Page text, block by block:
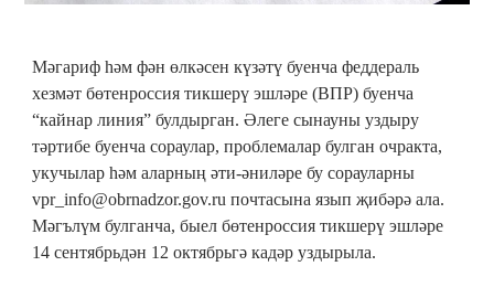
Мәгариф һәм фән өлкәсен күзәтү буенча феддераль
хезмәт бөтенроссия тикшерү эшләре (ВПР) буенча
“кайнар линия” булдырган. Әлеге сынауны уздыру
тәртибе буенча сораулар, проблемалар булган очракта,
укучылар һәм аларның әти-әниләре бу сорауларны
vpr_info@obrnadzor.gov.ru почтасына язып җибәрә ала.
Мәгълүм булганча, быел бөтенроссия тикшерү эшләре
14 сентябрьдән 12 октябрьгә кадәр уздырыла.